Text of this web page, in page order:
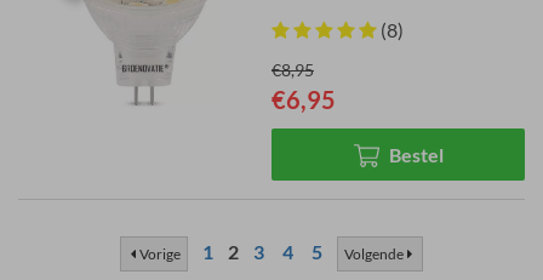
(8)
€8,95
€6,95
Bestel
Vorige 1 2 3 4 5 Volgende